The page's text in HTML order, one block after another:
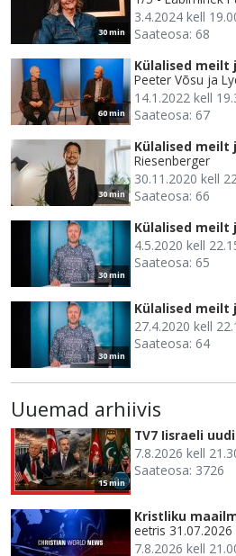
30 min
3.4.2024 kell
Saateosa: 68
60 min
Külalised meilt
Peeter Võsu ja
14.1.2022 kell
Saateosa: 67
30 min
Külalised meilt
Riesenberger
30.11.2020 kell
Saateosa: 66
30 min
Külalised meilt
4.5.2020 kell
Saateosa: 65
30 min
Külalised meilt
27.4.2020 kell
Saateosa: 64
Uuemad arhiivis
15 min
TV7 Iisraeli
7.8.2026 kell
Saateosa: 3726
Kristliku
eetris 31.07.2026
7.8.2026 kell